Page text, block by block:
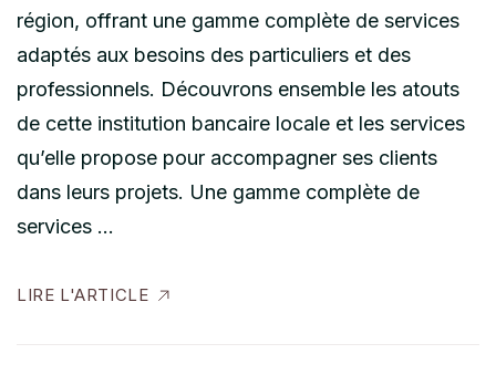
région, offrant une gamme complète de services
adaptés aux besoins des particuliers et des
professionnels. Découvrons ensemble les atouts
de cette institution bancaire locale et les services
qu’elle propose pour accompagner ses clients
dans leurs projets. Une gamme complète de
services …
LIRE L'ARTICLE